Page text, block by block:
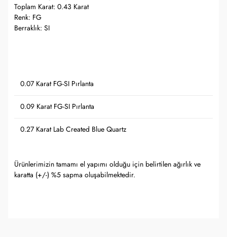
Toplam Karat: 0.43 Karat
Renk: FG
Berraklık: SI
0.07 Karat FG-SI Pırlanta
0.09 Karat FG-SI Pırlanta
0.27 Karat Lab Created Blue Quartz
Ürünlerimizin tamamı el yapımı olduğu için belirtilen ağırlık ve
karatta (+/-) %5 sapma oluşabilmektedir.